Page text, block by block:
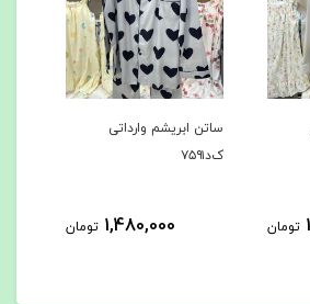
تومان
ساتن ابریشم وارداتی
کد۷۵۹۰
1,480,000 تومان